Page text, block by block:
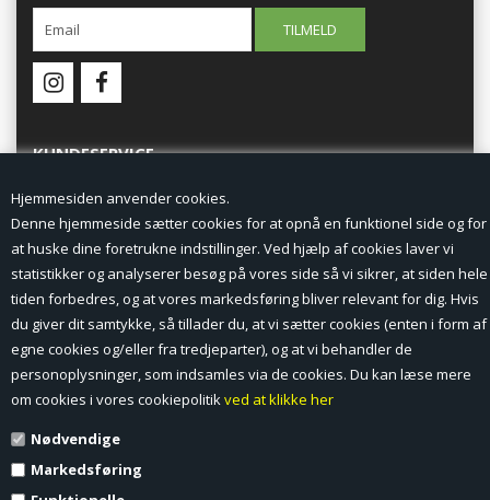
Hjemmesiden anvender cookies.
Denne hjemmeside sætter cookies for at opnå en funktionel side og for
at huske dine foretrukne indstillinger. Ved hjælp af cookies laver vi
statistikker og analyserer besøg på vores side så vi sikrer, at siden hele
tiden forbedres, og at vores markedsføring bliver relevant for dig. Hvis
du giver dit samtykke, så tillader du, at vi sætter cookies (enten i form af
egne cookies og/eller fra tredjeparter), og at vi behandler de
personoplysninger, som indsamles via de cookies. Du kan læse mere
om cookies i vores cookiepolitikved at klikke her
Nødvendige
Markedsføring
KUNDESERVICE
Min Konto
Nyheder
Vilkår og betingelser
Profil
Erhverv log ind (B2B)